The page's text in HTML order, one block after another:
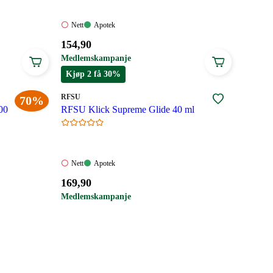
Nett:
tilgjengelig
Nett
Apotek:
Apotek
Pris:
154,90
kroner.
154,90
Medlemskampanje
70%
Kjøp 2 få 30%
MERKE
RFSU
RFSU Klick Supreme Glide 40 ml
Nett:
tilgjengelig
Nett
Apotek:
Apotek
Pris:
169,90
169,90
Medlemskampanje